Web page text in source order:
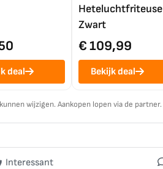
deal
Heteluchtfriteuse
Zwart
€ 109,99
Bekijk deal
wijzigen. Aankopen lopen via de partner.
Interessant